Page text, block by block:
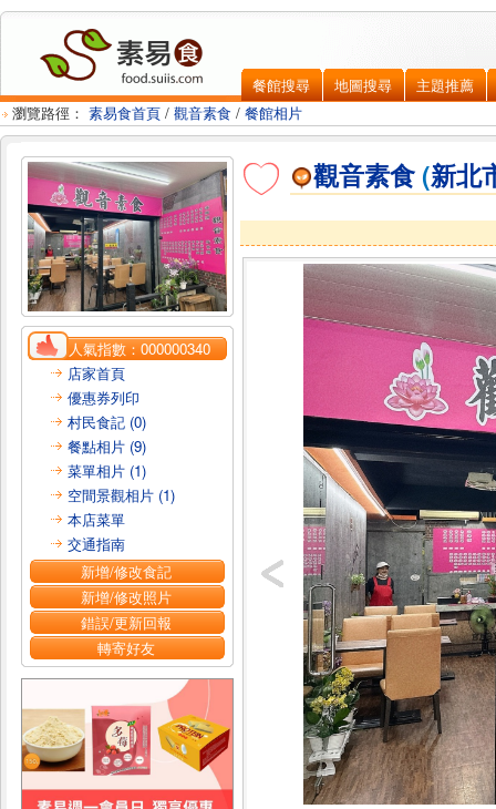
餐館搜尋 地圖搜尋
主題推薦
瀏覽路徑： 素易食首頁 / 觀音素食 / 餐館相片
人氣指數：000000340
店家首頁
優惠券列印
村民食記 (0)
餐點相片 (9)
菜單相片 (1)
空間景觀相片 (1)
本店菜單
交通指南
新增/修改食記
新增/修改照片
錯誤/更新回報
轉寄好友
觀音素食 (新北